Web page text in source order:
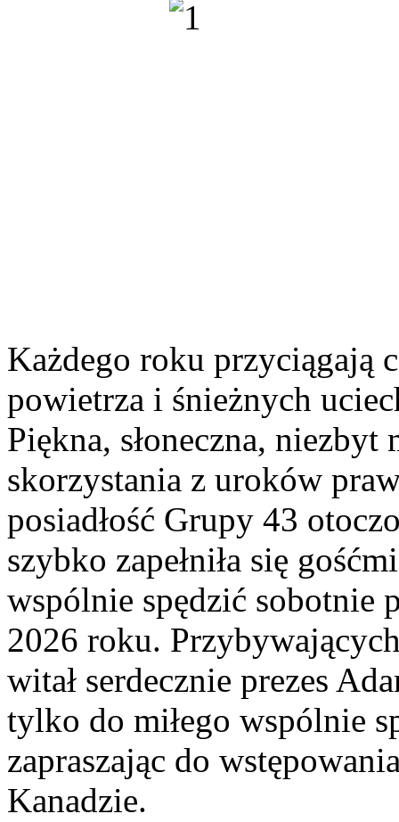
Każdego roku przyciągają
powietrza i śnieżnych
Piękna, słoneczna, niezbyt
skorzystania z uroków
posiadłość Grupy 43
szybko zapełniła się
wspólnie spędzić sobotnie
2026 roku.
witał serdecznie prezes
tylko do miłego wspólnie
zapraszając do
Kanadzie.